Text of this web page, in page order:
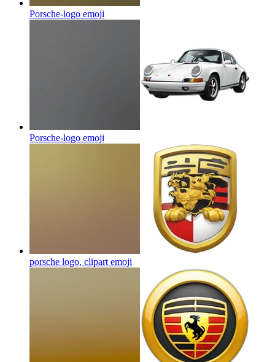
Porsche-logo emoji
Porsche-logo emoji
porsche logo, clipart emoji